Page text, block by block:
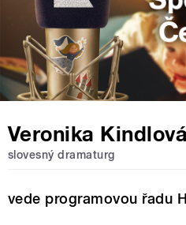
Veronika Kindlová
slovesný dramaturg
vede programovou řadu